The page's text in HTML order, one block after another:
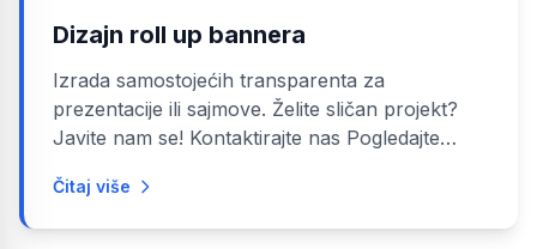
Dizajn roll up bannera
Izrada samostojećih transparenta za
prezentacije ili sajmove. Želite sličan projekt?
Javite nam se! Kontaktirajte nas Pogledajte
Čitaj više